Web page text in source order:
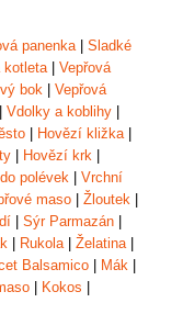
panenka | Sladké
kotleta | Vepřová
bok | Vepřová
| Vdolky a koblihy |
| Hovězí kližka |
| Hovězí krk |
polévek | Vrchní
maso | Žloutek |
| Sýr Parmazán |
| Rukola | Želatina |
Balsamico | Mák |
| Kokos |